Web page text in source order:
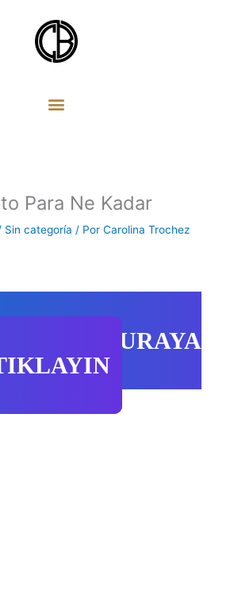
Para Ne Kadar
Sin categoría / Por Carolina Trochez
İÇİN BURAYA